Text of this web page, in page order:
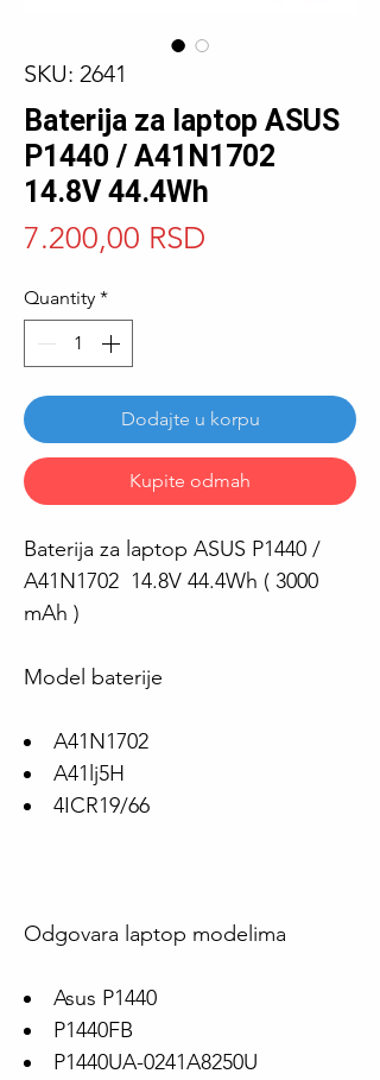
SKU: 2641
Baterija za laptop ASUS
P1440 / A41N1702
14.8V 44.4Wh
7.200,00 RSD
Quantity *
Dodajte u korpu
Kupite odmah
Baterija za laptop ASUS P1440 /
A41N1702 14.8V 44.4Wh ( 3000
mAh )
Model baterije
A41N1702
A41lj5H
4ICR19/66
Odgovara laptop modelima
Asus P1440
P1440FB
P1440UA-0241A8250U